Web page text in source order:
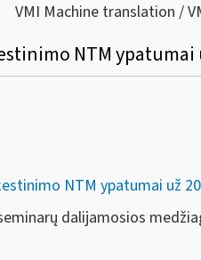
VMI Machine translation /
NTM ypatumai
NTM ypatumai už
dalijamosios